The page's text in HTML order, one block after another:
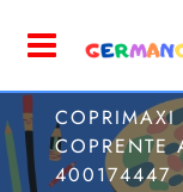
COPRIMAXI
400174447